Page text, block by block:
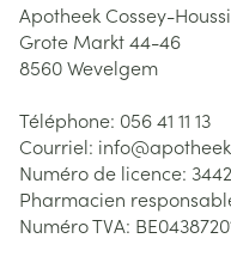
Apotheek Cossey-
Grote Markt 44-46
8560Wevelgem
Téléphone: 056 41 11 13
Courriel: info@
Numéro de licence:
Pharmacien
Numéro TVA: